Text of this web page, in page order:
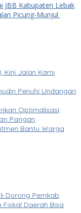
JBB Kabupaten Lebak
Picung-Munjul
Kini Jalan Kami
Penuhi Undangan
Optimalisasi
Pangan
Bantu Warga
Dorong Pemkab
Daerah Bisa